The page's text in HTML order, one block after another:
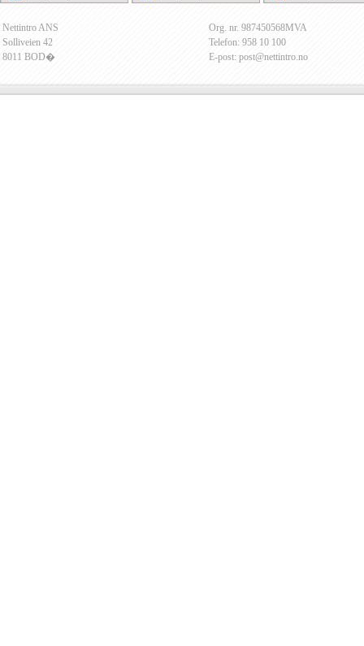
Nettintro ANS
Solliveien 42
8011 BOD�
Org. nr. 987450568MVA
Telefon: 958 10 100
E-post: post@nettintro.no